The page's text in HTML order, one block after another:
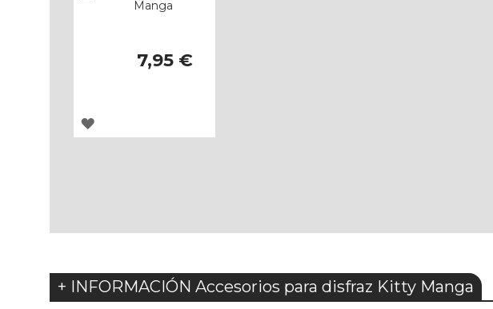
Manga
7,95 €
AGREGAR
+ INFORMACIÓN Accesorios para disfraz Kitty Manga